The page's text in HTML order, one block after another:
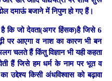
दमाऊं बजाने में निपुण हो गए हैं।
है कि जो देवता(अगर हिंसक)है जिसे 6
पर आएगा व नाश का कारण भी बन
चलते हैं किंतु विज्ञान भी यही कहता
हैं जिसे हम धर्म के नाम पर भूत व
उद्देश्य किसी अंधविश्वास को बढ़ावा